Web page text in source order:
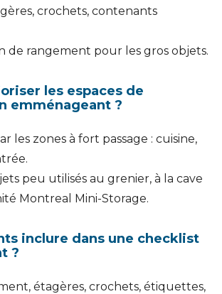
crochets, contenants
de rangement pour les gros objets.
les espaces de
emménageant ?
les zones à fort passage : cuisine,
peu utilisés au grenier, à la cave
Montreal Mini-Storage.
inclure dans une checklist
?
étagères, crochets, étiquettes,